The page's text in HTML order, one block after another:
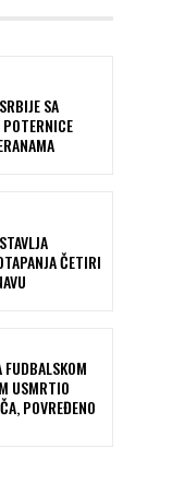
SA
ČETIRI
FUDBALSKOM
USMRTIO
POVREĐENO